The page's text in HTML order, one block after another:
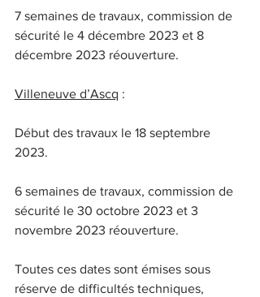
7 semaines de travaux, commission de
sécurité le 4 décembre 2023 et 8
décembre 2023 réouverture.
Villeneuve d’Ascq :
Début des travaux le 18 septembre
2023.
6 semaines de travaux, commission de
sécurité le 30 octobre 2023 et 3
novembre 2023 réouverture.
Toutes ces dates sont émises sous
réserve de difficultés techniques,